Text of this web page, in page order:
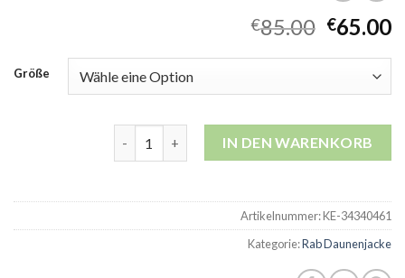
€85.00 €65.00
Größe
rab daunenjacke MengeIN DEN WARENKORB
Artikelnummer:KE-34340461
Kategorie:Rab Daunenjacke